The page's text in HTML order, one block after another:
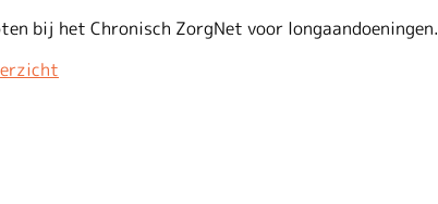
bij het Chronisch ZorgNet voor longaandoeningen.